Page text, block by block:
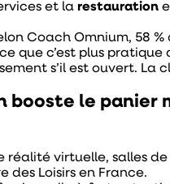
et la restauration
Coach Omnium, 58
que c’est plus
s’il est ouvert. La
booste le panier
réalité virtuelle, salles
des Loisirs en France.